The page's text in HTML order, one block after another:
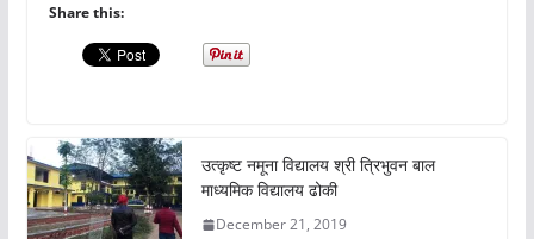
Share this:
उत्कृष्ट नमूना विद्यालय श्री त्रिभुवन बाल
माध्यमिक विद्यालय ढोकी
December 21, 2019